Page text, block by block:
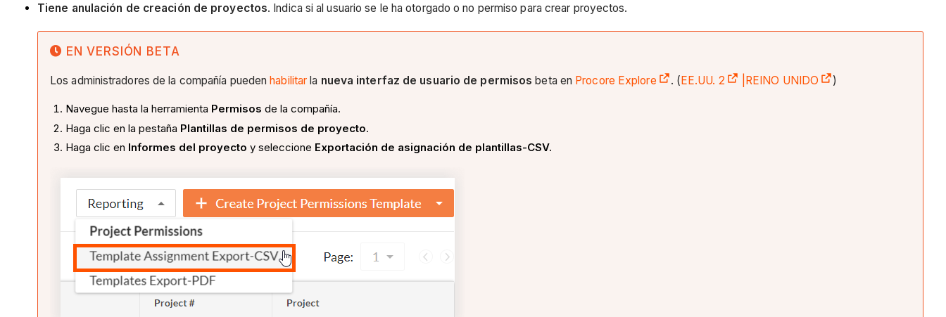
Tiene anulación de creación de proyectos. Indica si al usuario se le ha otorgado o no permiso para crear proyectos.
EN VERSIÓN BETA
Los administradores de la compañía pueden habilitar la nueva interfaz de usuario de permisos beta en Procore Explore . ( EE.UU. 2 |REINO UNIDO )
Navegue hasta la herramienta Permisos de la compañía.
Haga clic en la pestaña Plantillas de permisos de proyecto.
Haga clic en Informes del proyecto y seleccione Exportación de asignación de plantillas-CSV.